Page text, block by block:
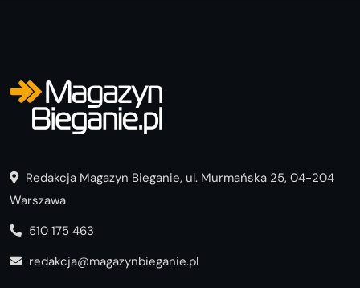
Redakcja Magazyn Bieganie, ul. Murmańska 25, 04-204
Warszawa
510 175 463
redakcja@magazynbieganie.pl